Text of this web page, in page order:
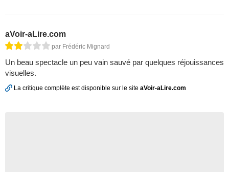
aVoir-aLire.com
par Frédéric Mignard
Un beau spectacle un peu vain sauvé par quelques réjouissances
visuelles.
La critique complète est disponible sur le site aVoir-aLire.com